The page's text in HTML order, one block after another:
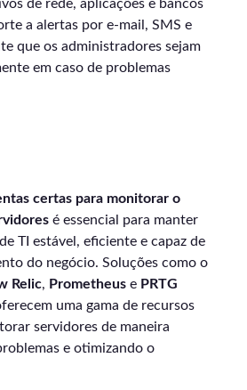
de rede, aplicações e bancos
a alertas por e-mail, SMS e
que os administradores sejam
em caso de problemas
certas para monitorar o
é essencial para manter
TI estável, eficiente e capaz de
do negócio. Soluções como o
Relic, Prometheus e PRTG
uma gama de recursos
servidores de maneira
e otimizando o